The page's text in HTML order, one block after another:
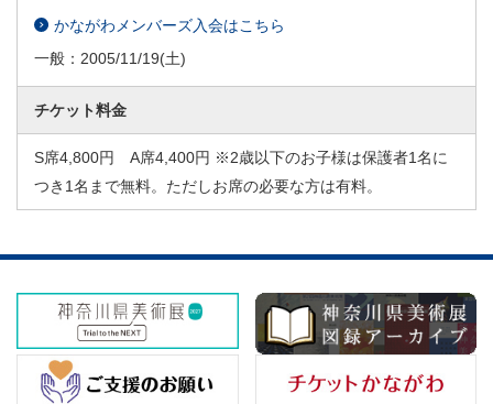
かながわメンバーズ入会はこちら
一般： 2005/11/19(土)
チケット料金
S席4,800円 A席4,400円 ※2歳以下のお子様は保護者1名に
つき1名まで無料。ただしお席の必要な方は有料。